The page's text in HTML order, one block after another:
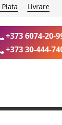
Livrare
+373 6074-20-
+373 30-444-